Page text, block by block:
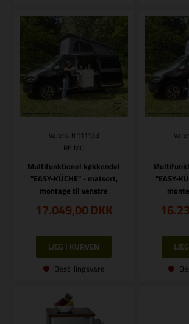
Varenr.: R 11113B
REIMO
Multifunktionel køkkendel
"EASY-KÜCHE" - matsort,
montage til venstre
17.049,00DKK
Bestillingsvare
"EASY-